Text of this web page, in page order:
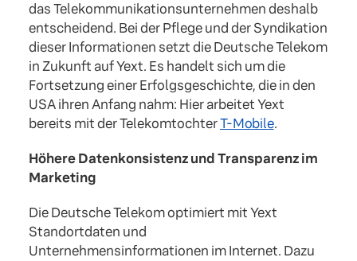
das Telekommunikationsunternehmen deshalb
entscheidend. Bei der Pflege und der Syndikation
dieser Informationen setzt die Deutsche Telekom
in Zukunft auf Yext. Es handelt sich um die
Fortsetzung einer Erfolgsgeschichte, die in den
USA ihren Anfang nahm: Hier arbeitet Yext
bereits mit der TelekomtochterT-Mobile.
Höhere Datenkonsistenz und Transparenz im
Marketing
Die Deutsche Telekom optimiert mit Yext
Standortdaten und
Unternehmensinformationen im Internet. Dazu